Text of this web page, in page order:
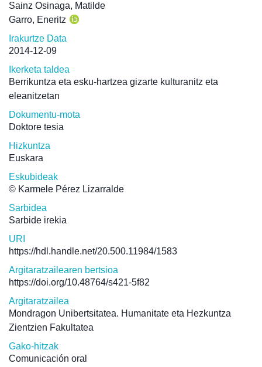
Sainz Osinaga, Matilde
Garro, Eneritz
Irakurtze Data
2014-12-09
Ikerketa taldea
Berrikuntza eta esku-hartzea gizarte kulturanitz eta
eleanitzetan
Dokumentu-mota
Doktore tesia
Hizkuntza
Euskara
Eskubideak
© Karmele Pérez Lizarralde
Sarbidea
Sarbide irekia
URI
https://hdl.handle.net/20.500.11984/1583
Argitaratzailearen bertsioa
https://doi.org/10.48764/s421-5f82
Argitaratzailea
Mondragon Unibertsitatea. Humanitate eta Hezkuntza
Zientzien Fakultatea
Gako-hitzak
Comunicación oral